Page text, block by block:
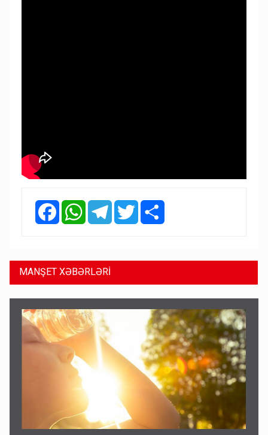
FacebookWhatsAppTelegramTwitter
MANŞET XƏBƏRLƏRİ